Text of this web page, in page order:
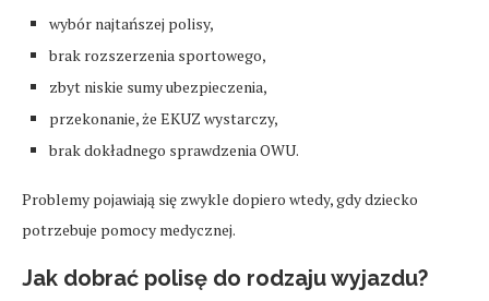
wybór najtańszej polisy,
brak rozszerzenia sportowego,
zbyt niskie sumy ubezpieczenia,
przekonanie, że EKUZ wystarczy,
brak dokładnego sprawdzenia OWU.
Problemy pojawiają się zwykle dopiero wtedy, gdy dziecko
potrzebuje pomocy medycznej.
Jak dobrać polisę do rodzaju wyjazdu?